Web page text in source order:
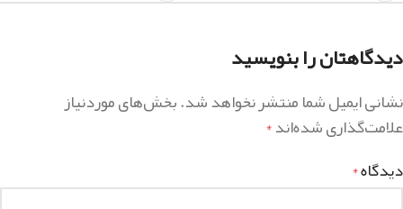
دیدگاهتان را بنویسید
نشانی ایمیل شما منتشر نخواهد شد.بخش‌های موردنیاز
علامت‌گذاری شده‌اند*
دیدگاه*